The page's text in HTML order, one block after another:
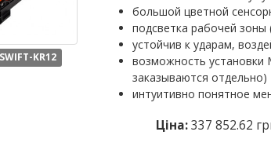
KR12
большой цветной
подсветка рабочей
устойчив к ударам,
возможность установки
заказываются отдельно)
интуитивно понятное
Ціна: 337 852.62